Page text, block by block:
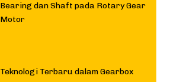
Bearing dan Shaft pada Rotary Gear
Motor
Teknologi Terbaru dalam Gearbox